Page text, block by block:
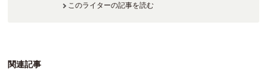
このライターの記事を読む
関連記事